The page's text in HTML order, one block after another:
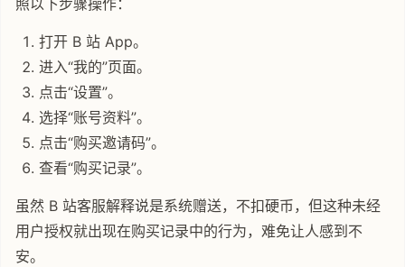
照以下步骤操作：
打开 B 站 App。
进入“我的”页面。
点击“设置”。
选择“账号资料”。
点击“购买邀请码”。
查看“购买记录”。
虽然 B 站客服解释说是系统赠送，不扣硬币，但这种未经
用户授权就出现在购买记录中的行为，难免让人感到不
安。